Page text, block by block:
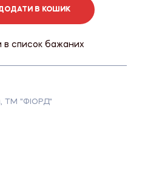
В КОШИК
в список бажаних
, ТМ "ФІОРД"